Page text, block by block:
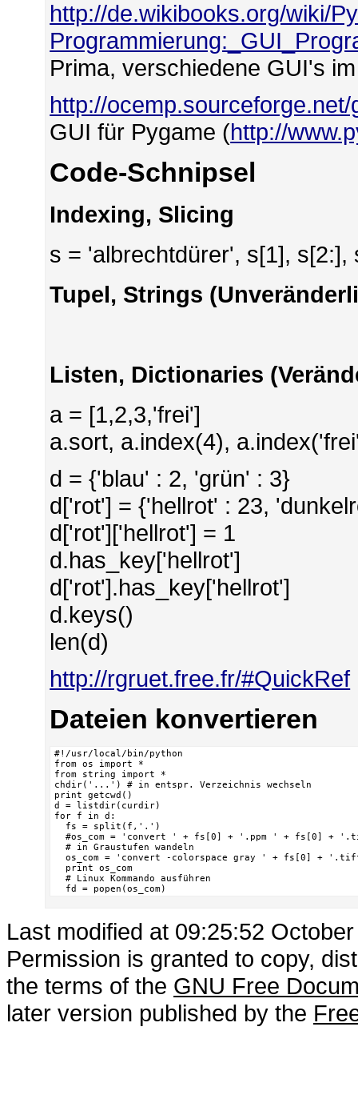
http://de.wikibooks.org/wiki/
Prima, verschiedene GUI's
http://ocemp.sourceforge.net/
GUI für Pygame (http://
Code-Schnipsel
Indexing, Slicing
s = 'albrechtdürer', s[1], s[2:],
Tupel, Strings
Listen, Dictionaries
a = [1,2,3,'frei']
a.sort, a.index(4),
d = {'blau' : 2, 'grün' : 3}
d['rot'] = {'hellrot' : 23,
d['rot']['hellrot'] = 1
d.has_key['hellrot']
d['rot'].has_key['hellrot']
d.keys()
len(d)
http://rgruet.free.fr/#QuickRef
Dateien konvertieren
#!/usr/local/bin/python
from os import *
from string import *
chdir('...') # in entspr. Verzeichnis wechseln
print getcwd()
d = listdir(curdir)
for f in d:
  fs = split(f,'.')
#os_com = 'convert ' + fs[0] + '.ppm ' + fs[0] +
  # in Graustufen wandeln
os_com = 'convert -colorspace gray ' + fs[0] +
  print os_com
  # Linux Kommando ausführen
  fd = popen(os_com)
Last modified at 09:25:52
Permission is granted to copy,
the terms of the GNU Free
later version published by the